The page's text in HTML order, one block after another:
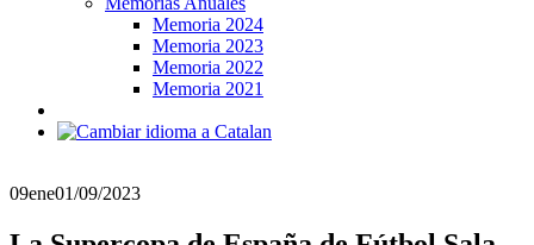
Memoria 2024
Memoria 2023
Memoria 2022
Memoria 2021
09ene01/09/2023